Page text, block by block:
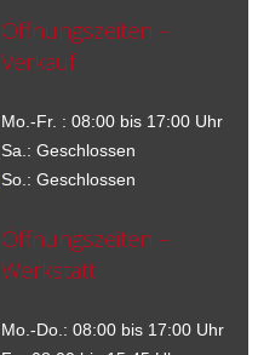
Öffnungszeiten –
Verkauf
Mo.-Fr. : 08:00 bis 17:00 Uhr
Sa.: Geschlossen
So.: Geschlossen
Öffnungszeiten –
Werkstatt
Mo.-Do.: 08:00 bis 17:00 Uhr